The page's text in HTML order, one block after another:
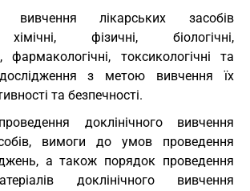
вивчення лікарських засобів
фізичні, біологічні,
фармакологічні, токсикологічні та
з метою вивчення їх
та безпечності.
доклінічного вивчення
вимоги до умов проведення
а також порядок проведення
доклінічного вивчення